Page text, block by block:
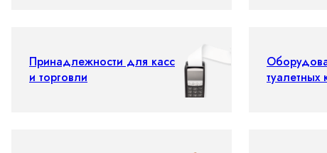
Принадлежности для касс
и торговли
туалетных